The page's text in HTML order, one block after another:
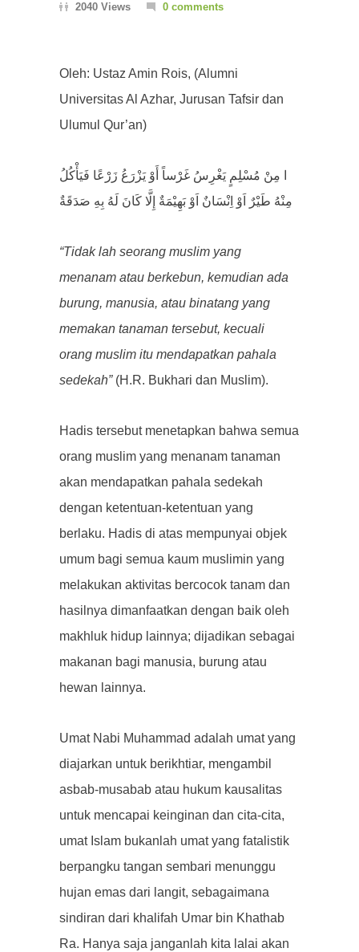
2040 Views
0 comments
Oleh: Ustaz Amin Rois, (Alumni
Universitas Al Azhar, Jurusan Tafsir dan
Ulumul Qur’an)
ا مِنْ مُسْلِمٍ يَغْرِسُ غَرْساً أَوْ يَزْرَعُ زَرْعًا فَيَأْكُلُ
مِنْهُ طَيْرٌ اَوْ اِنْسَانٌ اَوْ بَهِيْمَةٌ إِلَّا كَانَ لَهُ بِهِ صَدَقَةٌ
“Tidak lah seorang muslim yang
menanam atau berkebun, kemudian ada
burung, manusia, atau binatang yang
memakan tanaman tersebut, kecuali
orang muslim itu mendapatkan pahala
sedekah”(H.R. Bukhari dan Muslim).
Hadis tersebut menetapkan bahwa semua
orang muslim yang menanam tanaman
akan mendapatkan pahala sedekah
dengan ketentuan-ketentuan yang
berlaku. Hadis di atas mempunyai objek
umum bagi semua kaum muslimin yang
melakukan aktivitas bercocok tanam dan
hasilnya dimanfaatkan dengan baik oleh
makhluk hidup lainnya; dijadikan sebagai
makanan bagi manusia, burung atau
hewan lainnya.
Umat Nabi Muhammad adalah umat yang
diajarkan untuk berikhtiar, mengambil
asbab-musabab atau hukum kausalitas
untuk mencapai keinginan dan cita-cita,
umat Islam bukanlah umat yang fatalistik
berpangku tangan sembari menunggu
hujan emas dari langit, sebagaimana
sindiran dari khalifah Umar bin Khathab
Ra. Hanya saja janganlah kita lalai akan